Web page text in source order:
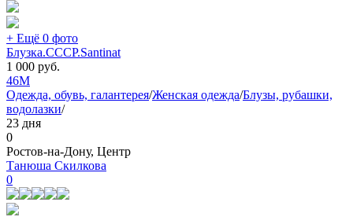
+ Ещё 0 фото
Блузка.СССР.Santinat
1 000 руб.
46M
Одежда, обувь, галантерея/Женская одежда/Блузы, рубашки,
водолазки/
23 дня
0
Ростов-на-Дону, Центр
Танюша Скилкова
0